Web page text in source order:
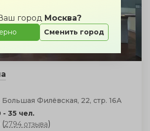
город Москва?
Сменить город
Филёвская, 22, стр. 16А
- 35 чел.
(2794 отзыва)